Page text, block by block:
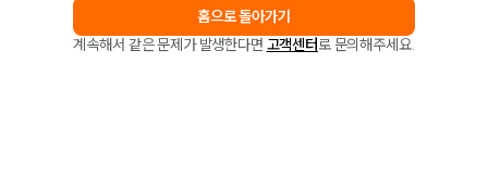
홈으로 돌아가기
계속해서 같은 문제가 발생한다면 고객센터로 문의해주세요.